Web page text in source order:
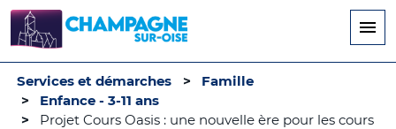
principal
Services et démarches
Famille
Enfance - 3-11 ans
Projet Cours Oasis : une nouvelle ère pour les cours